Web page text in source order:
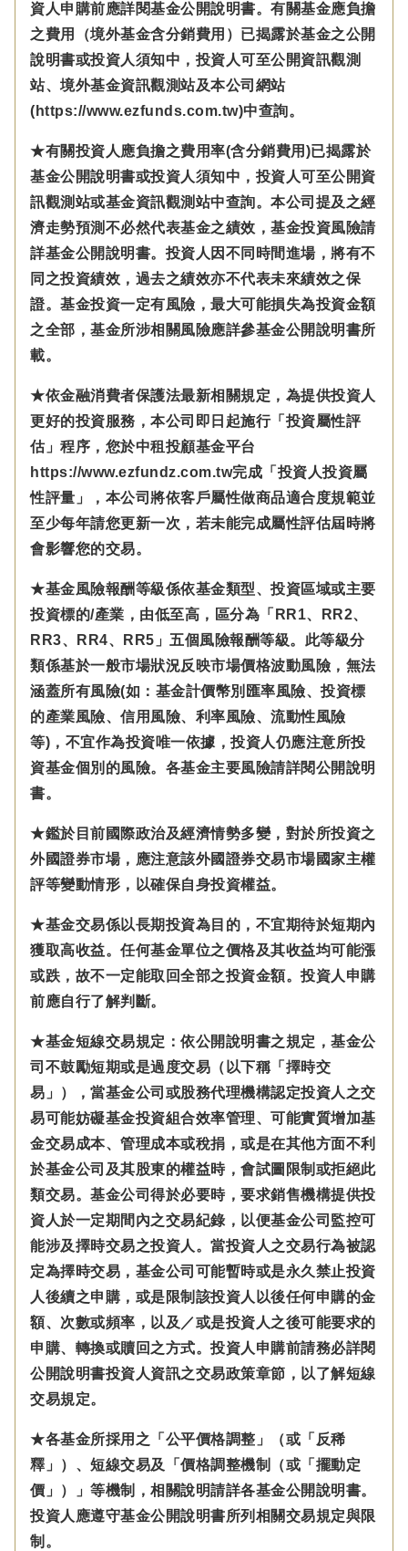
資人申購前應詳閱基金公開說明書。有關基金應負擔
之費用（境外基金含分銷費用）已揭露於基金之公開
說明書或投資人須知中，投資人可至公開資訊觀測
站、境外基金資訊觀測站及本公司網站
(https://www.ezfunds.com.tw)中查詢。
★有關投資人應負擔之費用率(含分銷費用)已揭露於
基金公開說明書或投資人須知中，投資人可至公開資
訊觀測站或基金資訊觀測站中查詢。本公司提及之經
濟走勢預測不必然代表基金之績效，基金投資風險請
詳基金公開說明書。投資人因不同時間進場，將有不
同之投資績效，過去之績效亦不代表未來績效之保
證。基金投資一定有風險，最大可能損失為投資金額
之全部，基金所涉相關風險應詳參基金公開說明書所
載。
★依金融消費者保護法最新相關規定，為提供投資人
更好的投資服務，本公司即日起施行「投資屬性評
估」程序，您於中租投顧基金平台
https://www.ezfundz.com.tw完成「投資人投資屬
性評量」，本公司將依客戶屬性做商品適合度規範並
至少每年請您更新一次，若未能完成屬性評估屆時將
會影響您的交易。
★基金風險報酬等級係依基金類型、投資區域或主要
投資標的/產業，由低至高，區分為「RR1、RR2、
RR3、RR4、RR5」五個風險報酬等級。此等級分
類係基於一般市場狀況反映市場價格波動風險，無法
涵蓋所有風險(如：基金計價幣別匯率風險、投資標
的產業風險、信用風險、利率風險、流動性風險
等)，不宜作為投資唯一依據，投資人仍應注意所投
資基金個別的風險。各基金主要風險請詳閱公開說明
書。
★鑑於目前國際政治及經濟情勢多變，對於所投資之
外國證券市場，應注意該外國證券交易市場國家主權
評等變動情形，以確保自身投資權益。
★基金交易係以長期投資為目的，不宜期待於短期內
獲取高收益。任何基金單位之價格及其收益均可能漲
或跌，故不一定能取回全部之投資金額。投資人申購
前應自行了解判斷。
★基金短線交易規定：依公開說明書之規定，基金公
司不鼓勵短期或是過度交易（以下稱「擇時交
易」），當基金公司或股務代理機構認定投資人之交
易可能妨礙基金投資組合效率管理、可能實質增加基
金交易成本、管理成本或稅捐，或是在其他方面不利
於基金公司及其股東的權益時，會試圖限制或拒絕此
類交易。基金公司得於必要時，要求銷售機構提供投
資人於一定期間內之交易紀錄，以便基金公司監控可
能涉及擇時交易之投資人。當投資人之交易行為被認
定為擇時交易，基金公司可能暫時或是永久禁止投資
人後續之申購，或是限制該投資人以後任何申購的金
額、次數或頻率，以及／或是投資人之後可能要求的
申購、轉換或贖回之方式。投資人申購前請務必詳閱
公開說明書投資人資訊之交易政策章節，以了解短線
交易規定。
★各基金所採用之「公平價格調整」（或「反稀
釋」）、短線交易及「價格調整機制（或「擺動定
價」）」等機制，相關說明請詳各基金公開說明書。
投資人應遵守基金公開說明書所列相關交易規定與限
制。